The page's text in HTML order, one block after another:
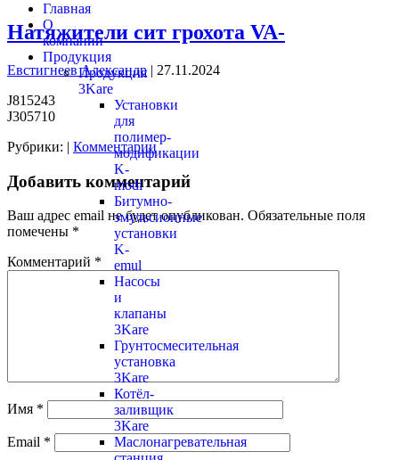
Главная
О
компании
Продукция
Продукция
3Kare
Установки
для
полимер-
модификации
K-
modi
Битумно-
эмульсионные
установки
K-
emul
Насосы
и
клапаны
3Kare
Грунтосмесительная
установка
3Kare
Котёл-
заливщик
3Kare
Маслонагревательная
Натяжители сит грохота VA-
Евстигнеев Александр | 27.11.2024
J815243
J305710
Рубрики: | Комментарии
Добавить комментарий
Ваш адрес email не будет опубликован. Обязательные поля
помечены *
Комментарий *
Имя *
Email *